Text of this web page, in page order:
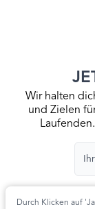
Durch Klicken auf
Wir halten
und Zielen